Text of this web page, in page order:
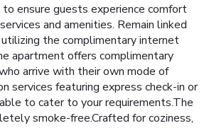
ensure guests experience comfort
and amenities. Remain linked
the complimentary internet
apartment offers complimentary
arrive with their own mode of
services featuring express check-in or
to cater to your requirements.The
smoke-free.Crafted for coziness,